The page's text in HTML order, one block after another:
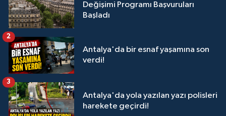
Değişimi Programı Başvuruları
Başladı
Antalya'da bir esnaf yaşamına son
verdi!
2
Antalya'da yola yazılan yazı polisleri
harekete geçirdi!
3